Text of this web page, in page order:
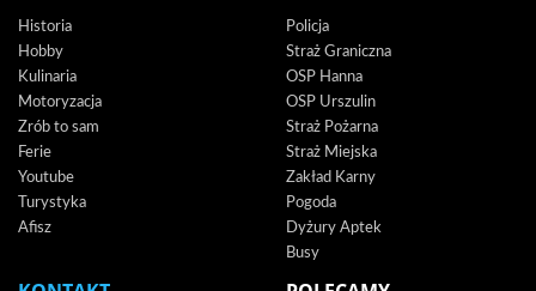
Historia
Hobby
Kulinaria
Motoryzacja
Zrób to sam
Ferie
Youtube
Turystyka
Afisz
Policja
Straż Graniczna
OSP Hanna
OSP Urszulin
Straż Pożarna
Straż Miejska
Zakład Karny
Pogoda
Dyżury Aptek
Busy